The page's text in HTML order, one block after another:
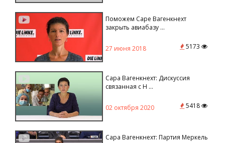
Поможем Саре Вагенкнехт
закрыть авиабазу ...
27 июня 2018 5173
Сара Вагенкнехт: Дискуссия
связанная с Н ...
02 октября 2020 5418
Сара Вагенкнехт: Партия Меркель